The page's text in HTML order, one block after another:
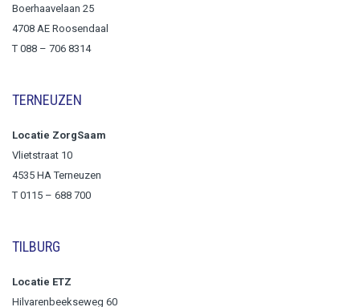
Boerhaavelaan 25
4708 AE Roosendaal
T 088 – 706 8314
TERNEUZEN
Locatie ZorgSaam
Vlietstraat 10
4535 HA Terneuzen
T 0115 – 688 700
TILBURG
Locatie ETZ
Hilvarenbeekseweg 60